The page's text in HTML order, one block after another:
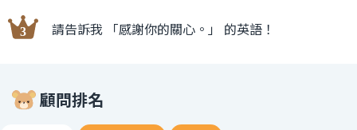
請告訴我 「感謝你的關心。」 的英語！
顧問排名